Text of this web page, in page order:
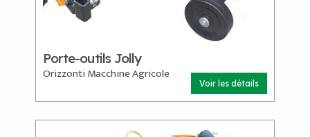
Porte-outils Jolly
Orizzonti Macchine Agricole
Voir les détails